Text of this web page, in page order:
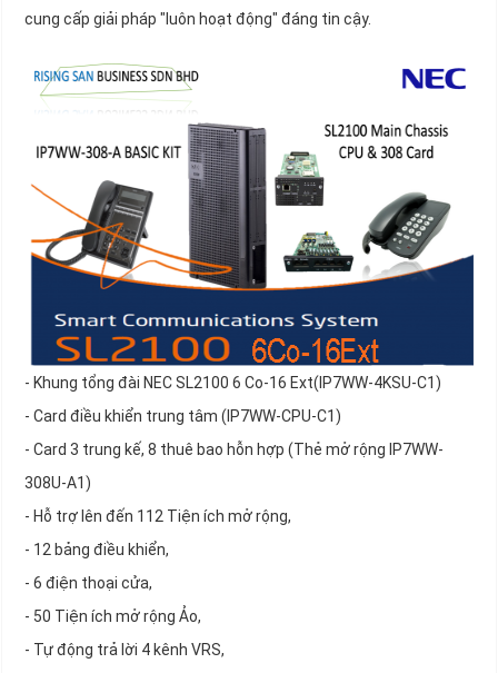
cung cấp giải pháp "luôn hoạt động" đáng tin cậy.
- Khung tổng đài NEC SL2100 6 Co-16 Ext(IP7WW-4KSU-C1)
- Card điều khiển trung tâm (IP7WW-CPU-C1)
- Card 3 trung kế, 8 thuê bao hỗn hợp (Thẻ mở rộng IP7WW-
308U-A1)
- Hỗ trợ lên đến 112 Tiện ích mở rộng,
- 12 bảng điều khiển,
- 6 điện thoại cửa,
- 50 Tiện ích mở rộng Ảo,
- Tự động trả lời 4 kênh VRS,